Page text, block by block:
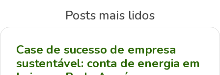
Posts mais lidos
Case de sucesso de empresa
sustentável: conta de energia em